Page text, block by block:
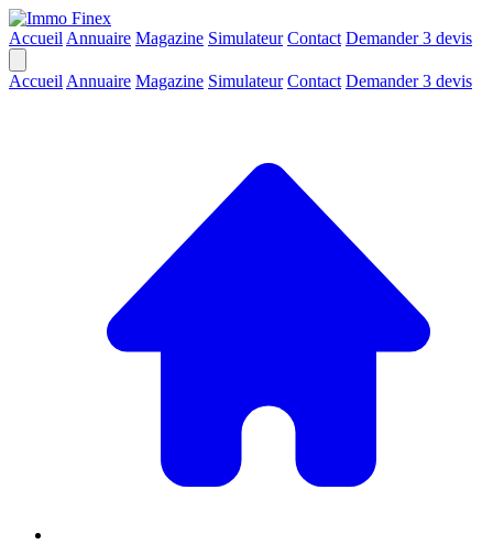
Accueil Annuaire Magazine Simulateur Contact Demander 3 devis
Accueil Annuaire Magazine Simulateur Contact Demander 3 devis